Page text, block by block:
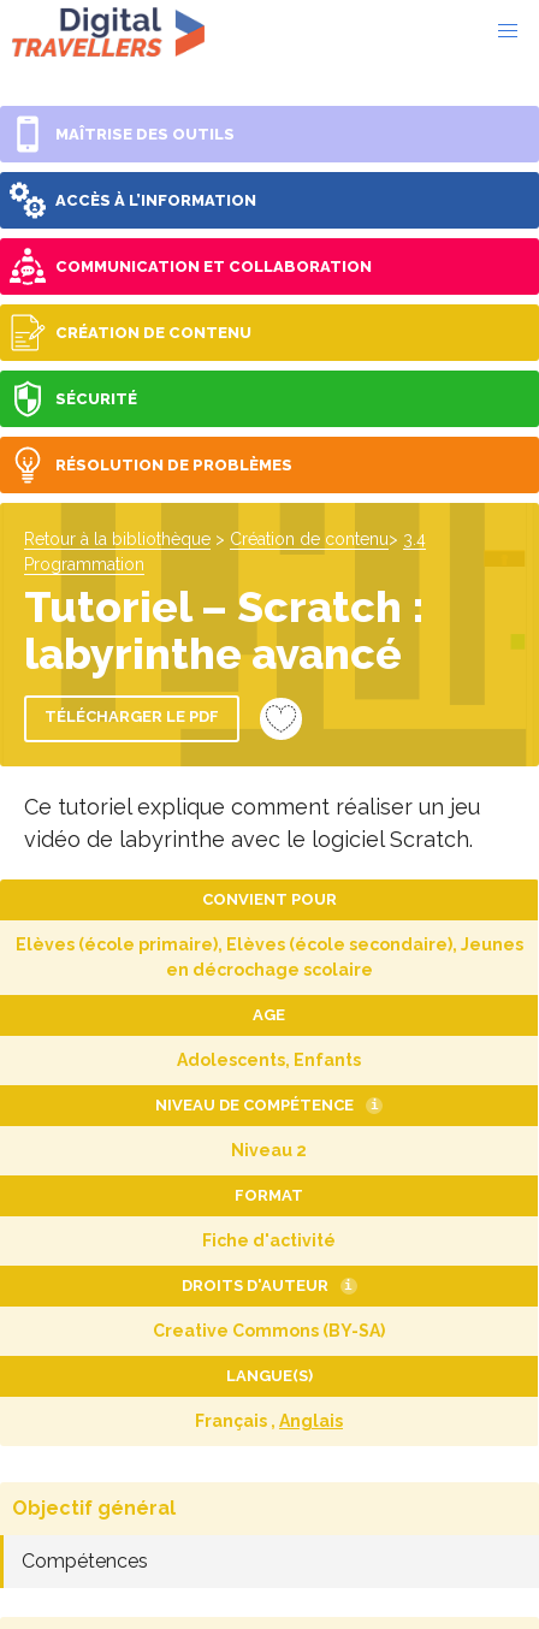
MAÎTRISE DES OUTILS
ACCÈS À L’INFORMATION
COMMUNICATION ET COLLABORATION
CRÉATION DE CONTENU
SÉCURITÉ
RÉSOLUTION DE PROBLÈMES
Retour à la bibliothèque > Création de contenu> 3.4
Programmation
Tutoriel – Scratch :
labyrinthe avancé
TÉLÉCHARGER LE PDF
Ce tutoriel explique comment réaliser un jeu
vidéo de labyrinthe avec le logiciel Scratch.
CONVIENT POUR
Elèves (école primaire), Elèves (école secondaire), Jeunes
en décrochage scolaire
AGE
Adolescents, Enfants
NIVEAU DE COMPÉTENCE i
Niveau 2
FORMAT
Fiche d'activité
DROITS D'AUTEUR i
Creative Commons (BY-SA)
LANGUE(S)
Français , Anglais
Objectif général
Compétences